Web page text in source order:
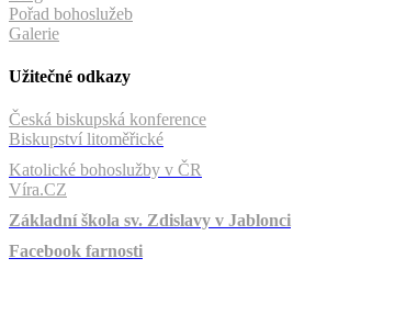
Pořad bohoslužeb
Galerie
Užitečné odkazy
Česká biskupská konference
Biskupství litoměřické
Katolické bohoslužby v ČR
Víra.CZ
Základní škola sv. Zdislavy v Jablonci
Facebook farnosti